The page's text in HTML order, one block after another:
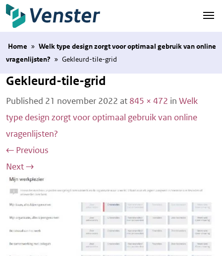
Naar hoofdinhoud
Home » Welk type design zorgt voor optimaal gebruik van online
vragenlijsten? » Gekleurd-tile-grid
Gekleurd-tile-grid
Published 21 november 2022 at 845 × 472 in Welk
type design zorgt voor optimaal gebruik van online
vragenlijsten?
← Previous
Next→